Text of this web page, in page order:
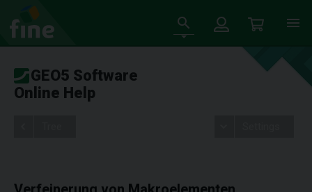
GEO5 Software
Online Help